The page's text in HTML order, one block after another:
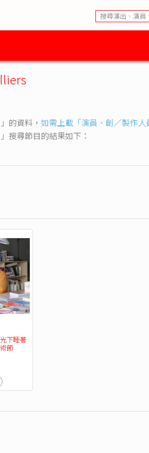
的資料， 如需上載「演員、創／製作
尋節目的結果如下：
下睡著
節